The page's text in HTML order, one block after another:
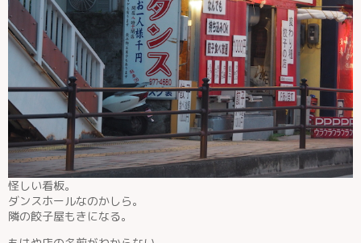
怪しい看板。
ダンスホールなのかしら。
隣の餃子屋もきになる。